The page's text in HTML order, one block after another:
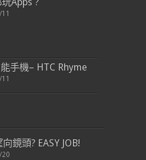
手機– HTC Rhyme
鏡頭? EASY JOB!
20